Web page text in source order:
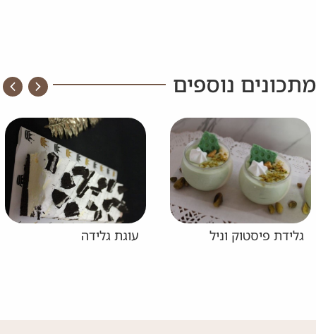
מתכונים נוספים
גלידת פיסטוק וניל עוגת גלידה